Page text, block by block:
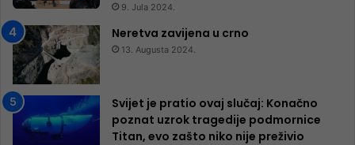
9. Jula 2024.
Neretva zavijena u crno
13. Augusta 2024.
Svijet je pratio ovaj slučaj: Konačno
poznat uzrok tragedije podmornice
Titan, evo zašto niko nije preživio